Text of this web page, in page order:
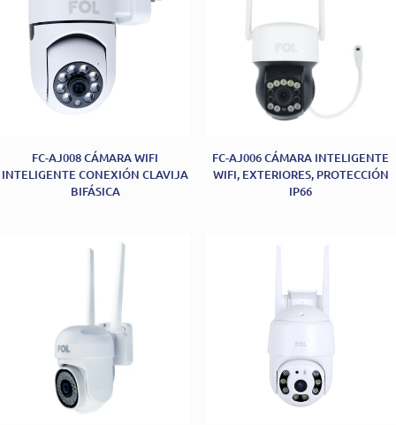
FC-AJ008 CÁMARA WIFI
INTELIGENTE CONEXIÓN CLAVIJA
BIFÁSICA
FC-AJ006 CÁMARA INTELIGENTE
WIFI, EXTERIORES, PROTECCIÓN
IP66